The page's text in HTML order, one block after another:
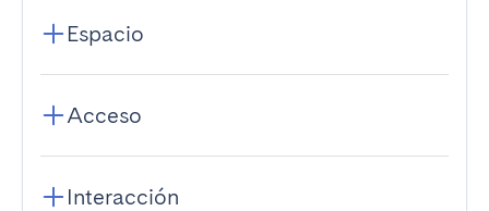
Espacio
Acceso
Interacción